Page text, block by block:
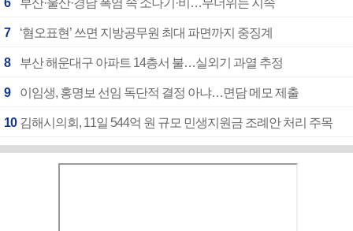
6 부산·울산·경남 폭염 속 소나기·비…무더위는 지속
7 ‘혐오표현’ 쓰면 지방공무원 최대 파면까지 중징계
8 부산 해운대구 아파트 14층서 불…실외기 과열 추정
9 이임생, 홍명보 선임 독단적 결정 아냐…면담 메모 제출
10 김해시의회, 11일 544억 원 규모 민생지원금 조례안 처리 주목